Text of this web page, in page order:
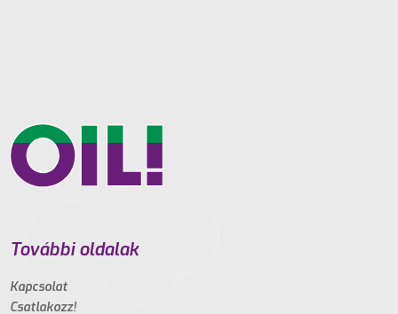
További oldalak
Kapcsolat
Csatlakozz!